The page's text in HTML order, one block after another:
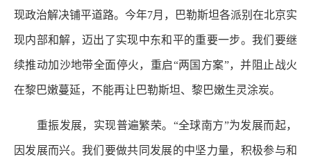
现政治解决铺平道路。今年7月，巴勒斯坦各派别在北京实
现内部和解，迈出了实现中东和平的重要一步。我们要继
续推动加沙地带全面停火，重启“两国方案”，并阻止战火
在黎巴嫩蔓延，不能再让巴勒斯坦、黎巴嫩生灵涂炭。
重振发展，实现普遍繁荣。“全球南方”为发展而起，
因发展而兴。我们要做共同发展的中坚力量，积极参与和